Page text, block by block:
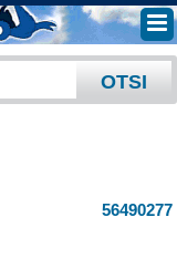
56490277